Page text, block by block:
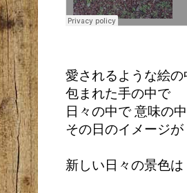
愛されるような絵の
包まれた手の中で
日々の中で 意味の
その日のイメージが
新しい日々の景色